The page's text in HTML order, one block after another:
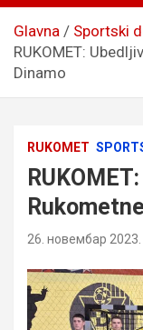
Glavna
Sportski
RUKOMET:
Dinamo
RUKOMET
26. новембар 2023.